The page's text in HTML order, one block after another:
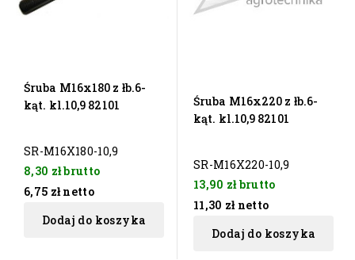
Śruba M16x180 z łb.6-
kąt. kl.10,9 82101
SR-M16X180-10,9
8,30 złbrutto
6,75 zł netto
Dodaj do koszyka
Śruba M16x220 z łb.6-
kąt. kl.10,9 82101
SR-M16X220-10,9
13,90 złbrutto
11,30 zł netto
Dodaj do koszyka